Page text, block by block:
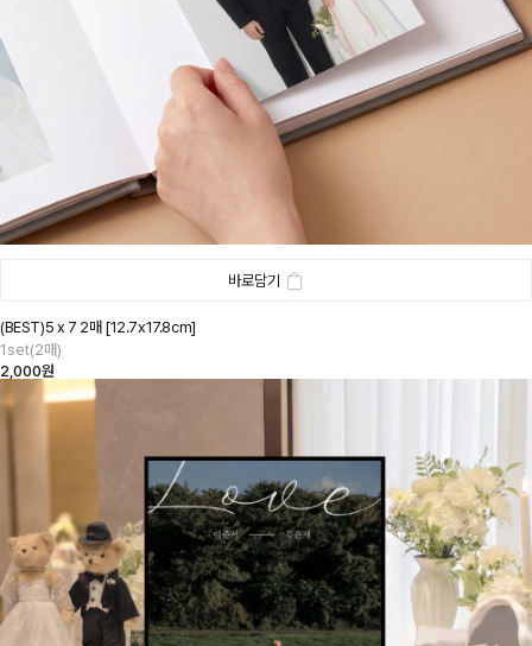
바로담기
(BEST)5 x 7 2매 [12.7x17.8cm]
1set(2매)
2,000원